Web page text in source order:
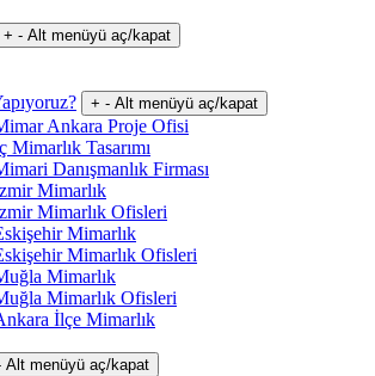
+ - Alt menüyü aç/kapat
+ - Alt menüyü aç/kapat
Ankara Proje Ofisi
Mimarlık Tasarımı
Danışmanlık Firması
Mimarlık
Mimarlık Ofisleri
Mimarlık
Mimarlık Ofisleri
Mimarlık
Mimarlık Ofisleri
İlçe Mimarlık
Alt menüyü aç/kapat